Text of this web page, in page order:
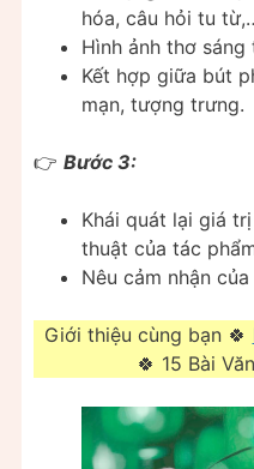
hóa, câu hỏi tu
Hình ảnh thơ
Kết hợp giữa bút
mạn, tượng trưng.
👉 Bước 3:
Khái quát lại giá
thuật của tác
Nêu cảm nhận
Giới thiệu cùng bạn 🍀
🍀 15 Bài